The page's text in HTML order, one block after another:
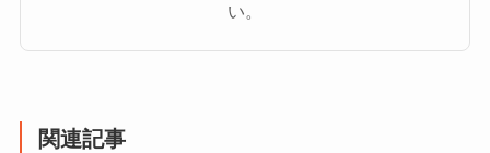
い。
関連記事